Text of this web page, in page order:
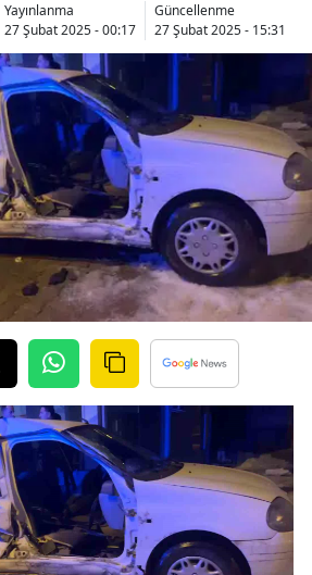
Artvin
Balıkesir
Bingöl
Bitlis
Bolu
Burdur
Bursa
Çanakkale
Çankırı
Çorum
Denizli
Yayınlanma
27 Şubat 2025 - 00:17
Güncellenme
27 Şubat 2025 - 15:31